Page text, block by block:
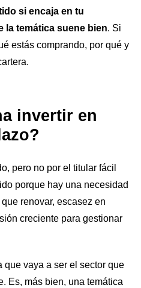
si encaja en tu
la temática suene bien. Si
estás comprando, por qué y
invertir en
pero no por el titular fácil
porque hay una necesidad
renovar, escasez en
creciente para gestionar
vaya a ser el sector que
Es, más bien, una temática